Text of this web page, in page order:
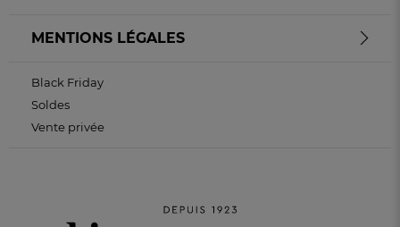
MENTIONS LÉGALES
Black Friday
Soldes
Vente privée